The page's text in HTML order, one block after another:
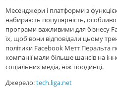
Месенджери і платформи з
набирають популярність,
програми важливими для бізнесу
їх, щоб вони відповідали цьому
політики Facebook Метт Перальта
компанії мали більше шансів на
соціальних медіа, ніж поодинці.
Джерело:tech.liga.net